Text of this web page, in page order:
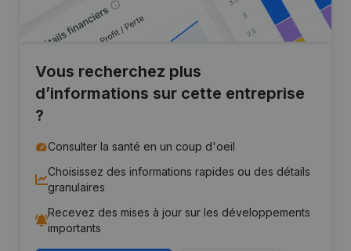
Vous recherchez plus
d’informations sur cette entreprise
?
Consulter la santé en un coup d'oeil
Choisissez des informations rapides ou des détails
granulaires
Recevez des mises à jour sur les développements
importants